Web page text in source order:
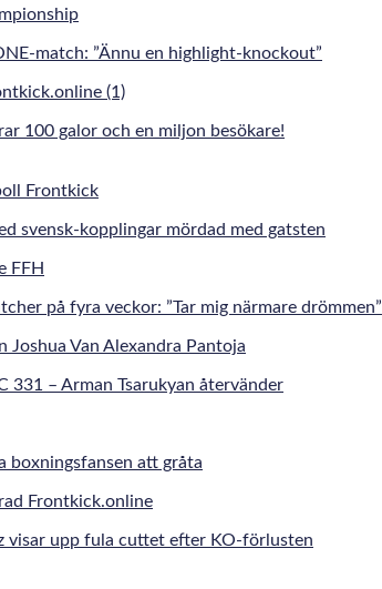
match: ”Ännu en highlight-knockout”
100 galor och en miljon besökare!
svensk-kopplingar mördad med gatsten
på fyra veckor: ”Tar mig närmare drömmen”
331 – Arman Tsarukyan återvänder
boxningsfansen att gråta
visar upp fula cuttet efter KO-förlusten